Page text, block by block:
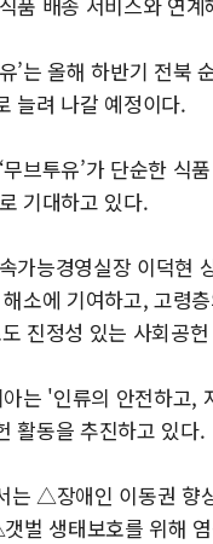
’는 올해 하반기 전북
늘려 나갈 예정이다.
무브투유’가 단순한 식
기대하고 있다.
가능경영실장 이덕현
소에 기여하고, 고령
진정성 있는 사회공
는 '인류의 안전하고,
활동을 추진하고 있다.
는 △장애인 이동권 향
벌 생태보호를 위해